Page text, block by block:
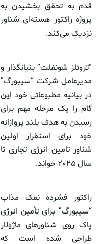
قدم به تحقق بخشیدن به
پروژه راکتور هسته‌ای شناور
نزدیک می‌کند.
“تروئلز شونفلت” بنیانگذار و
مدیرعامل شرکت “سیبورگ”
در بیانیه مطبوعاتی خود این
گام را یک مرحله مهم برای
رسیدن به هدف بلند پروازانه
خود برای استقرار اولین
شناور تامین انرژی تجاری تا
سال ۲۰۲۵ خواند.
راکتور فشرده نمک مذاب
“سیبورگ” برای تأمین انرژی
پاک روی شناورهای ماژولار
طراحی شده است که